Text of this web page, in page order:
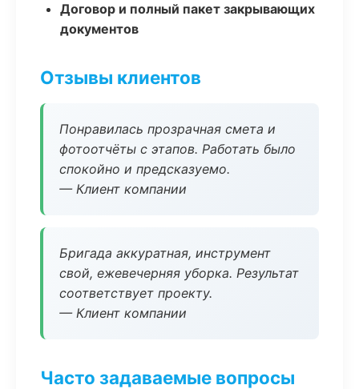
Договор и полный пакет закрывающих
документов
Отзывы клиентов
Понравилась прозрачная смета и
фотоотчёты с этапов. Работать было
спокойно и предсказуемо.
— Клиент компании
Бригада аккуратная, инструмент
свой, ежевечерняя уборка. Результат
соответствует проекту.
— Клиент компании
Часто задаваемые вопросы